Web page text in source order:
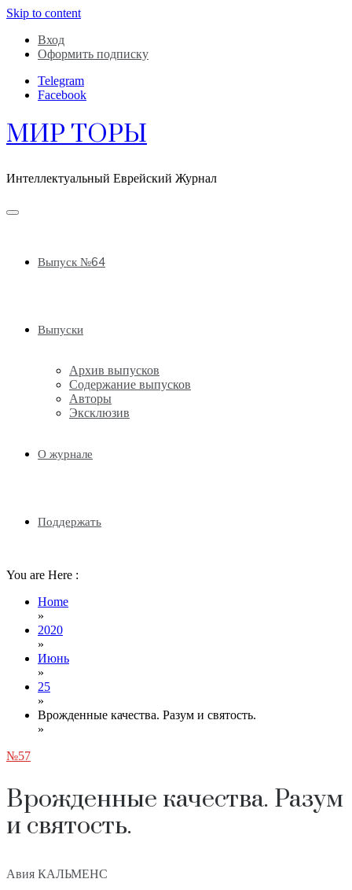
Skip to content
Вход
Оформить подписку
Telegram
Facebook
МИР ТОРЫ
Интеллектуальный Еврейский Журнал
Выпуск №64
Выпуски
Архив выпусков
Содержание выпусков
Авторы
Эксклюзив
О журнале
Поддержать
You are Here :
Home
»
2020
»
Июнь
»
25
»
Врожденные качества. Разум и святость.
»
№57
Врожденные качества. Разум
и святость.
Авия КАЛЬМЕНС